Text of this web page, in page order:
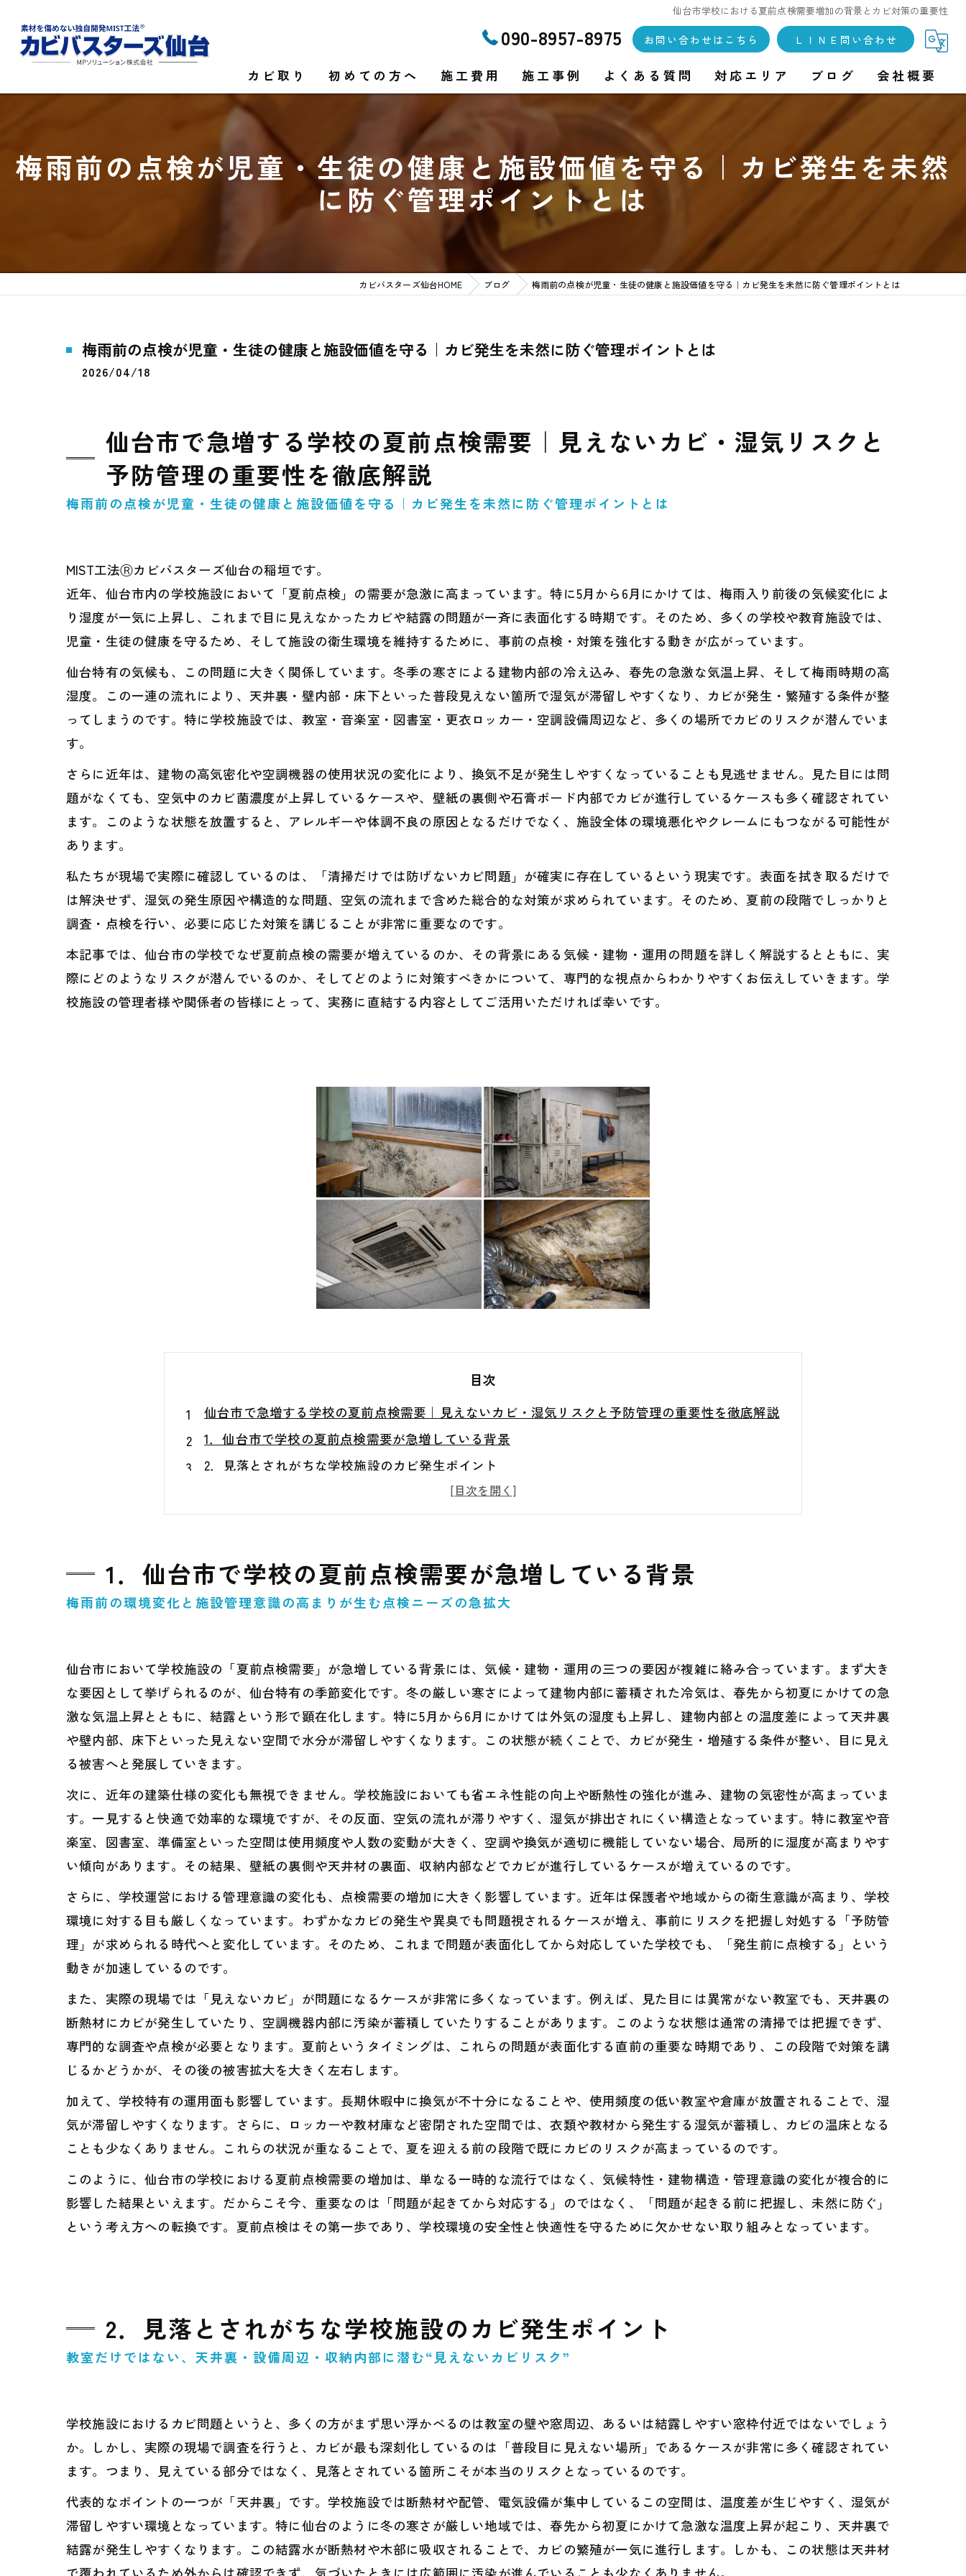
仙台市学校における夏前点検需要増加の背景とカビ対策の重要性
090-8957-8975 お問い合わせはこちら ＬＩＮＥ問い合わせ
カビ取り
カビ菌検査
家庭のカビ取り
施設のカビ取り
初めての方へ 施工費用 施工事例 よくある質問 対応エリア ブログ 会社概要
梅雨前の点検が児童・生徒の健康と施設価値を守る｜カビ発生を未然
に防ぐ管理ポイントとは
カビバスターズ仙台HOME ブログ 梅雨前の点検が児童・生徒の健康と施設価値を守る｜カビ発生を未然に防ぐ管理ポイントとは
梅雨前の点検が児童・生徒の健康と施設価値を守る｜カビ発生を未然に防ぐ管理ポイントとは
2026/04/18
仙台市で急増する学校の夏前点検需要｜見えないカビ・湿気リスクと
予防管理の重要性を徹底解説
梅雨前の点検が児童・生徒の健康と施設価値を守る｜カビ発生を未然に防ぐ管理ポイントとは
MIST工法Ⓡカビバスターズ仙台の稲垣です。
近年、仙台市内の学校施設において「夏前点検」の需要が急激に高まっています。特に5月から6月にかけては、梅雨入り前後の気候変化によ
り湿度が一気に上昇し、これまで目に見えなかったカビや結露の問題が一斉に表面化する時期です。そのため、多くの学校や教育施設では、
児童・生徒の健康を守るため、そして施設の衛生環境を維持するために、事前の点検・対策を強化する動きが広がっています。
仙台特有の気候も、この問題に大きく関係しています。冬季の寒さによる建物内部の冷え込み、春先の急激な気温上昇、そして梅雨時期の高
湿度。この一連の流れにより、天井裏・壁内部・床下といった普段見えない箇所で湿気が滞留しやすくなり、カビが発生・繁殖する条件が整
ってしまうのです。特に学校施設では、教室・音楽室・図書室・更衣ロッカー・空調設備周辺など、多くの場所でカビのリスクが潜んでいま
す。
さらに近年は、建物の高気密化や空調機器の使用状況の変化により、換気不足が発生しやすくなっていることも見逃せません。見た目には問
題がなくても、空気中のカビ菌濃度が上昇しているケースや、壁紙の裏側や石膏ボード内部でカビが進行しているケースも多く確認されてい
ます。このような状態を放置すると、アレルギーや体調不良の原因となるだけでなく、施設全体の環境悪化やクレームにもつながる可能性が
あります。
私たちが現場で実際に確認しているのは、「清掃だけでは防げないカビ問題」が確実に存在しているという現実です。表面を拭き取るだけで
は解決せず、湿気の発生原因や構造的な問題、空気の流れまで含めた総合的な対策が求められています。そのため、夏前の段階でしっかりと
調査・点検を行い、必要に応じた対策を講じることが非常に重要なのです。
本記事では、仙台市の学校でなぜ夏前点検の需要が増えているのか、その背景にある気候・建物・運用の問題を詳しく解説するとともに、実
際にどのようなリスクが潜んでいるのか、そしてどのように対策すべきかについて、専門的な視点からわかりやすくお伝えしていきます。学
校施設の管理者様や関係者の皆様にとって、実務に直結する内容としてご活用いただければ幸いです。
目次
仙台市で急増する学校の夏前点検需要｜見えないカビ・湿気リスクと予防管理の重要性を徹底解説
1．仙台市で学校の夏前点検需要が急増している背景
2．見落とされがちな学校施設のカビ発生ポイント
3．仙台特有の気候が引き起こす湿気と結露のリスク
4．清掃だけでは解決できないカビ問題の本質
6．夏前に実施すべき点検・管理・環境対策のポイント
7．MIST工法Ⓡカビバスターズ仙台による専門対応と再発防止策
1．仙台市で学校の夏前点検需要が急増している背景
梅雨前の環境変化と施設管理意識の高まりが生む点検ニーズの急拡大
仙台市において学校施設の「夏前点検需要」が急増している背景には、気候・建物・運用の三つの要因が複雑に絡み合っています。まず大き
な要因として挙げられるのが、仙台特有の季節変化です。冬の厳しい寒さによって建物内部に蓄積された冷気は、春先から初夏にかけての急
激な気温上昇とともに、結露という形で顕在化します。特に5月から6月にかけては外気の湿度も上昇し、建物内部との温度差によって天井裏
や壁内部、床下といった見えない空間で水分が滞留しやすくなります。この状態が続くことで、カビが発生・増殖する条件が整い、目に見え
る被害へと発展していきます。
次に、近年の建築仕様の変化も無視できません。学校施設においても省エネ性能の向上や断熱性の強化が進み、建物の気密性が高まっていま
す。一見すると快適で効率的な環境ですが、その反面、空気の流れが滞りやすく、湿気が排出されにくい構造となっています。特に教室や音
楽室、図書室、準備室といった空間は使用頻度や人数の変動が大きく、空調や換気が適切に機能していない場合、局所的に湿度が高まりやす
い傾向があります。その結果、壁紙の裏側や天井材の裏面、収納内部などでカビが進行しているケースが増えているのです。
さらに、学校運営における管理意識の変化も、点検需要の増加に大きく影響しています。近年は保護者や地域からの衛生意識が高まり、学校
環境に対する目も厳しくなっています。わずかなカビの発生や異臭でも問題視されるケースが増え、事前にリスクを把握し対処する「予防管
理」が求められる時代へと変化しています。そのため、これまで問題が表面化してから対応していた学校でも、「発生前に点検する」という
動きが加速しているのです。
また、実際の現場では「見えないカビ」が問題になるケースが非常に多くなっています。例えば、見た目には異常がない教室でも、天井裏の
断熱材にカビが発生していたり、空調機器内部に汚染が蓄積していたりすることがあります。このような状態は通常の清掃では把握できず、
専門的な調査や点検が必要となります。夏前というタイミングは、これらの問題が表面化する直前の重要な時期であり、この段階で対策を講
じるかどうかが、その後の被害拡大を大きく左右します。
加えて、学校特有の運用面も影響しています。長期休暇中に換気が不十分になることや、使用頻度の低い教室や倉庫が放置されることで、湿
気が滞留しやすくなります。さらに、ロッカーや教材庫など密閉された空間では、衣類や教材から発生する湿気が蓄積し、カビの温床となる
ことも少なくありません。これらの状況が重なることで、夏を迎える前の段階で既にカビのリスクが高まっているのです。
このように、仙台市の学校における夏前点検需要の増加は、単なる一時的な流行ではなく、気候特性・建物構造・管理意識の変化が複合的に
影響した結果といえます。だからこそ今、重要なのは「問題が起きてから対応する」のではなく、「問題が起きる前に把握し、未然に防ぐ」
という考え方への転換です。夏前点検はその第一歩であり、学校環境の安全性と快適性を守るために欠かせない取り組みとなっています。
2．見落とされがちな学校施設のカビ発生ポイント
教室だけではない、天井裏・設備周辺・収納内部に潜む“見えないカビリスク”
学校施設におけるカビ問題というと、多くの方がまず思い浮かべるのは教室の壁や窓周辺、あるいは結露しやすい窓枠付近ではないでしょう
か。しかし、実際の現場で調査を行うと、カビが最も深刻化しているのは「普段目に見えない場所」であるケースが非常に多く確認されてい
ます。つまり、見えている部分ではなく、見落とされている箇所こそが本当のリスクとなっているのです。
代表的なポイントの一つが「天井裏」です。学校施設では断熱材や配管、電気設備が集中しているこの空間は、温度差が生じやすく、湿気が
滞留しやすい環境となっています。特に仙台のように冬の寒さが厳しい地域では、春先から初夏にかけて急激な温度上昇が起こり、天井裏で
結露が発生しやすくなります。この結露水が断熱材や木部に吸収されることで、カビの繁殖が一気に進行します。しかも、この状態は天井材